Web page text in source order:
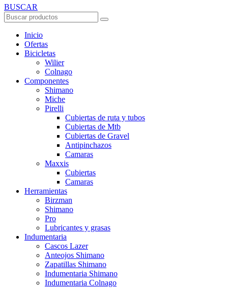
BUSCAR
Inicio
Ofertas
Bicicletas
Wilier
Colnago
Componentes
Shimano
Miche
Pirelli
Cubiertas de ruta y tubos
Cubiertas de Mtb
Cubiertas de Gravel
Antipinchazos
Camaras
Maxxis
Cubiertas
Camaras
Herramientas
Birzman
Shimano
Pro
Lubricantes y grasas
Indumentaria
Cascos Lazer
Anteojos Shimano
Zapatillas Shimano
Indumentaria Shimano
Indumentaria Colnago